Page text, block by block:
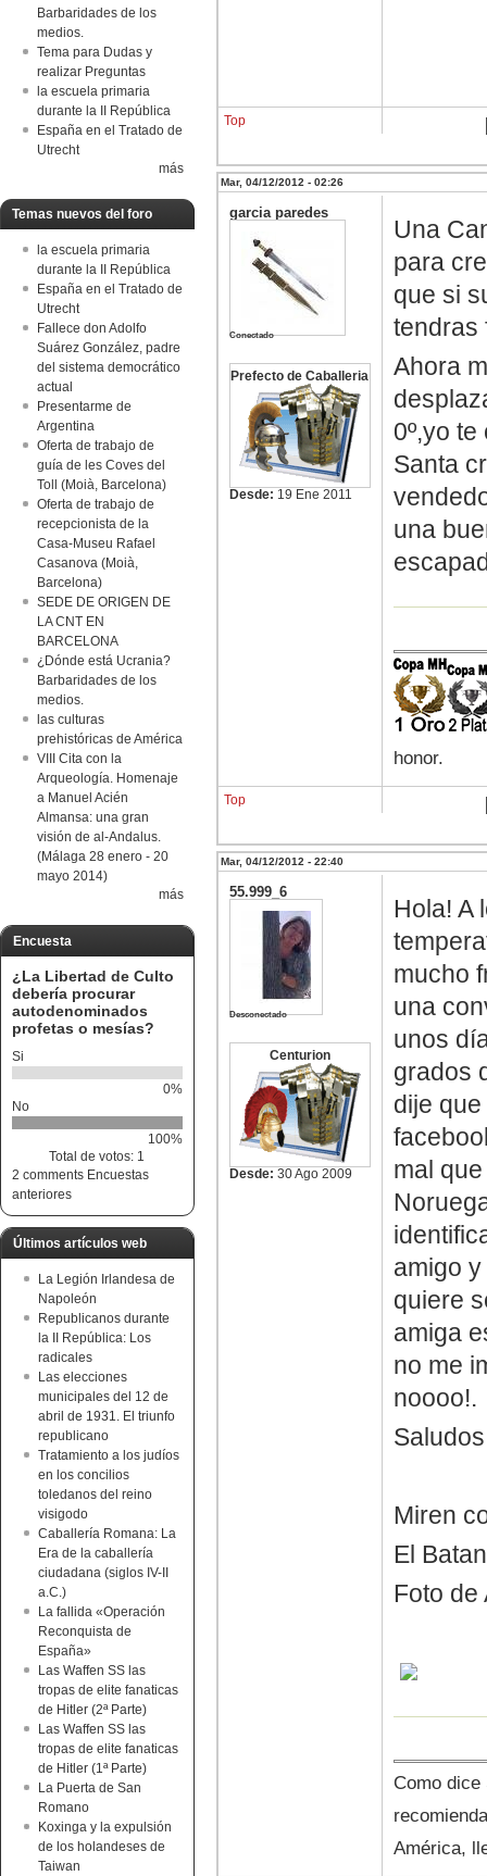
Barbaridades de los
medios.
Tema para Dudas y
realizar Preguntas
la escuela primaria
durante la II República
España en el Tratado de
Utrecht
más
Temas nuevos del foro
la escuela primaria
durante la II República
España en el Tratado de
Utrecht
Fallece don Adolfo
Suárez González, padre
del sistema democrático
actual
Presentarme de
Argentina
Oferta de trabajo de
guía de les Coves del
Toll (Moià, Barcelona)
Oferta de trabajo de
recepcionista de la
Casa-Museu Rafael
Casanova (Moià,
Barcelona)
SEDE DE ORIGEN DE
LA CNT EN
BARCELONA
¿Dónde está Ucrania?
Barbaridades de los
medios.
las culturas
prehistóricas de América
VIII Cita con la
Arqueología. Homenaje
a Manuel Acién
Almansa: una gran
visión de al-Andalus.
(Málaga 28 enero - 20
mayo 2014)
más
Encuesta
¿La Libertad de Culto
debería procurar
autodenominados
profetas o mesías?
Si
0%
No
100%
Total de votos: 1
2 comments Encuestas
anteriores
Últimos artículos web
La Legión Irlandesa de
Napoleón
Republicanos durante
la II República: Los
radicales
Las elecciones
municipales del 12 de
abril de 1931. El triunfo
republicano
Tratamiento a los judíos
en los concilios
toledanos del reino
visigodo
Caballería Romana: La
Era de la caballería
ciudadana (siglos IV-II
a.C.)
La fallida «Operación
Reconquista de
España»
Las Waffen SS las
tropas de elite fanaticas
de Hitler (2ª Parte)
Las Waffen SS las
tropas de elite fanaticas
de Hitler (1ª Parte)
La Puerta de San
Romano
Koxinga y la expulsión
de los holandeses de
Taiwan
Top
Mar, 04/12/2012 - 02:26
garcia paredes
Conectado
Prefecto de Caballeria
Desde: 19 Ene 2011
Una
para
que si
Ahora
0º,yo
Santa
una
honor.
Top
Mar, 04/12/2012 - 22:40
55.999_6
Desconectado
Centurion
Desde: 30 Ago 2009
Hola! A
mucho
una
unos
grados
dije
mal
amigo
quiere
amiga
no me
noooo!.
Saludos
Miren
El Batan
Foto de
Como
América,